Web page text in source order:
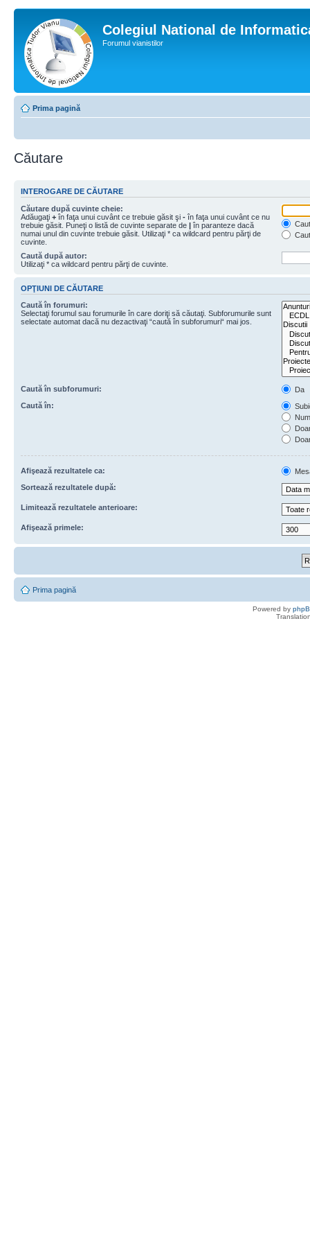
Colegiul National de
Forumul vianistilor
Prima pagină
Căutare
INTEROGARE DE CĂUTARE
Căutare după cuvinte cheie:
Adăugaţi + în faţa unui cuvânt ce trebuie găsit şi - în faţa unui cuvânt ce nu
trebuie găsit. Puneţi o listă de cuvinte separate de | în paranteze dacă
numai unul din cuvinte trebuie găsit. Utilizaţi * ca wildcard pentru părţi de
cuvinte.
Caută după autor:
Utilizaţi * ca wildcard pentru părţi de cuvinte.
OPŢIUNI DE CĂUTARE
Caută în forumuri:
Selectaţi forumul sau forumurile în care doriţi să căutaţi. Subforumurile sunt
selectate automat dacă nu dezactivaţi “caută în subforumuri“ mai jos.
Caută în subforumuri:
Da
Caută în:
Afişează rezultatele ca:
Sortează rezultatele după:
Limitează rezultatele anterioare:
Afişează primele:
Prima pagină
Powered by